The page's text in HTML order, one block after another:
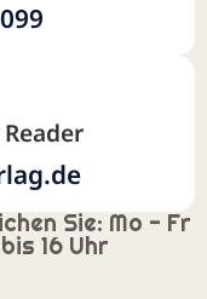
Sie: Mo - Fr
16 Uhr